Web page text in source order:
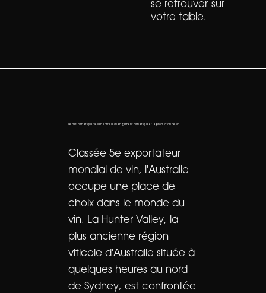
se retrouver sur
votre table.
Le défi climatique : le lien entre le changement climatique et la production de vin
Classée 5e exportateur
mondial de vin, l'Australie
occupe une place de
choix dans le monde du
vin. La Hunter Valley, la
plus ancienne région
viticole d'Australie située à
quelques heures au nord
de Sydney, est confrontée